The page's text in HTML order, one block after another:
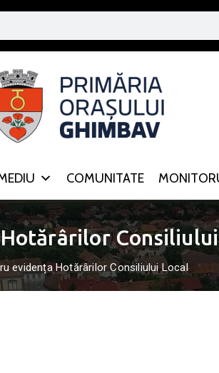
COMUNITATE
evidența Hotărârilor Consiliului Local